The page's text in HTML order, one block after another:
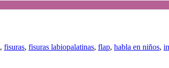
, fisuras, fisuras labiopalatinas, flap, habla en niños,